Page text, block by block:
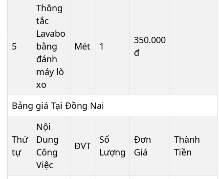
5
Thông
tắc
Lavabo
bằng
đánh
máy lò
xo
Mét 1
350.000
đ
Bảng giá Tại Đồng Nai
Thứ
tự
Nội
Dung
Công
Việc
ĐVT
Số
Lượng
Đơn
Giá
Thành
Tiền